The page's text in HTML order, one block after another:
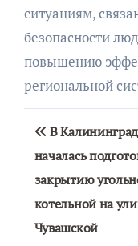
ситуациям,
безопасности
повышению
региональной
по
записям
В
началась
закрытию
котельной на
Чувашской